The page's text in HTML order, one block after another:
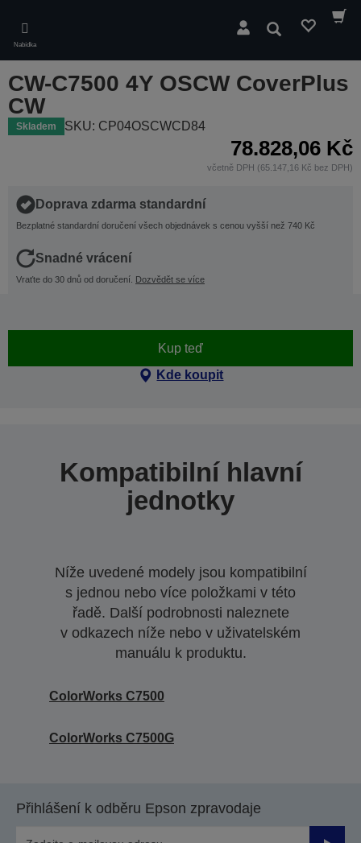
main
content
Nabídka
Hledat
CW-C7500 4Y OSCW CoverPlus
CW
Skladem SKU: CP04OSCWCD84
78.828,06 Kč
včetně DPH (65.147,16 Kč bez DPH)
Doprava zdarma standardní
Bezplatné standardní doručení všech objednávek s cenou vyšší než 740 Kč
Snadné vrácení
Vraťte do 30 dnů od doručení. Dozvědět se více
Kup teď
Kde koupit
Kompatibilní hlavní
jednotky
Níže uvedené modely jsou kompatibilní
s jednou nebo více položkami v této
řadě. Další podrobnosti naleznete
v odkazech níže nebo v uživatelském
manuálu k produktu.
ColorWorks C7500
ColorWorks C7500G
Přihlášení k odběru Epson zpravodaje